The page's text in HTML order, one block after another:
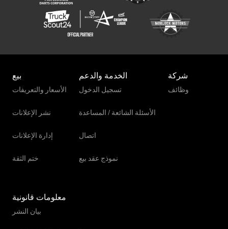
بيع
الأسعار والتعريفات
نشر الإعلانات
إدارة الإعلانات
ختم الثقة
الخدمة والدعم
تسجيل الدخول
الأسئلة الشائعة / المساعدة
اتصال
نموذج عقد بيع
شركة
وظائف
معلومات قانونية
بيان النشر